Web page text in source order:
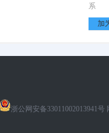
系
加
浙公网安备33011002013941号